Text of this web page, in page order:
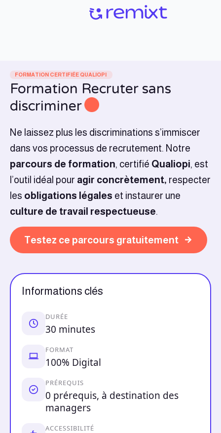
FORMATION CERTIFIÉE QUALIOPI
Formation Recruter sans
discriminer
Ne laissez plus les discriminations s’immiscer
dans vos processus de recrutement. Notre
parcours de formation, certifié Qualiopi, est
l’outil idéal pour agir concrètement, respecter
les obligations légales et instaurer une
culture de travail respectueuse.
Testez ce parcours gratuitement
Informations clés
DURÉE
30 minutes
FORMAT
100% Digital
PRÉREQUIS
0 prérequis, à destination des
managers
ACCESSIBILITÉ